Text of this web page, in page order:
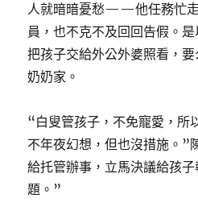
人就暗暗憂愁——他任務忙
員，也不克不及回回告假。
把孩子交給外公外婆照看，
奶奶家。
“白叟管孩子，不免寵愛，所
不年夜幻想，但也沒措施。”
給托管辦事，立馬決議給孩
題。”